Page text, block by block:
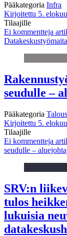
Pääkategoria Infra
Kirjoitettu 5.
Tilaajille
Ei kommentteja
seudulle –
Pääkategoria Talous
Kirjoitettu 5.
Tilaajille
Ei kommentteja
seudulle –
SRV:n
tulos
lukuisia